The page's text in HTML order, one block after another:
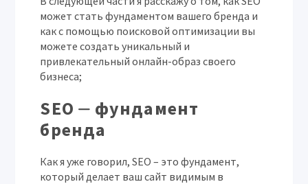
может стать фундаментом вашего бренда и
как с помощью поисковой оптимизации вы
можете создать уникальный и
привлекательный онлайн-образ своего
бизнеса;
SEO ⏤ фундамент
бренда
Как я уже говорил, SEO – это фундамент,
который делает ваш сайт видимым в